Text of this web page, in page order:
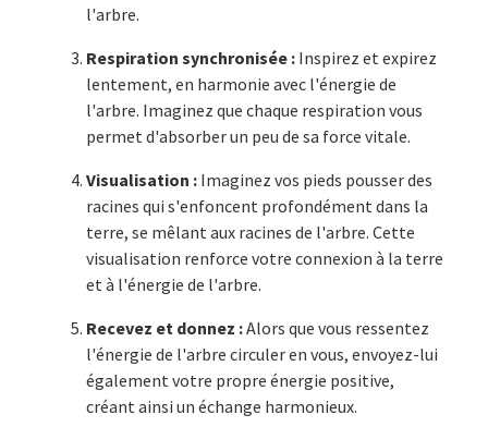
l'arbre.
Respiration synchronisée : Inspirez et expirez
lentement, en harmonie avec l'énergie de
l'arbre. Imaginez que chaque respiration vous
permet d'absorber un peu de sa force vitale.
Visualisation : Imaginez vos pieds pousser des
racines qui s'enfoncent profondément dans la
terre, se mêlant aux racines de l'arbre. Cette
visualisation renforce votre connexion à la terre
et à l'énergie de l'arbre.
Recevez et donnez :Alors que vous ressentez
l'énergie de l'arbre circuler en vous, envoyez-lui
également votre propre énergie positive,
créant ainsi un échange harmonieux.